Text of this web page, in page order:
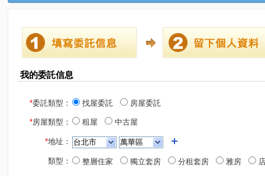
我的委託信息
*委託類型： 找屋委託 房屋委託
*房屋類型： 租屋 中古屋
*地址：
類型： 整層住家 獨立套房 分租套房 雅房